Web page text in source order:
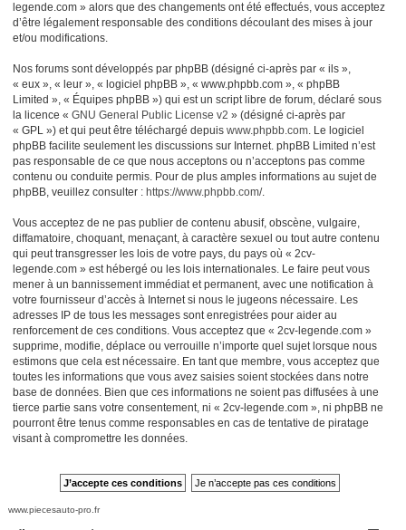
legende.com » alors que des changements ont été effectués, vous acceptez
d’être légalement responsable des conditions découlant des mises à jour
et/ou modifications.
Nos forums sont développés par phpBB (désigné ci-après par « ils »,
« eux », « leur », « logiciel phpBB », « www.phpbb.com », « phpBB
Limited », « Équipes phpBB ») qui est un script libre de forum, déclaré sous
la licence « GNU General Public License v2 » (désigné ci-après par
« GPL ») et qui peut être téléchargé depuis www.phpbb.com. Le logiciel
phpBB facilite seulement les discussions sur Internet. phpBB Limited n’est
pas responsable de ce que nous acceptons ou n’acceptons pas comme
contenu ou conduite permis. Pour de plus amples informations au sujet de
phpBB, veuillez consulter : https://www.phpbb.com/.
Vous acceptez de ne pas publier de contenu abusif, obscène, vulgaire,
diffamatoire, choquant, menaçant, à caractère sexuel ou tout autre contenu
qui peut transgresser les lois de votre pays, du pays où « 2cv-
legende.com » est hébergé ou les lois internationales. Le faire peut vous
mener à un bannissement immédiat et permanent, avec une notification à
votre fournisseur d’accès à Internet si nous le jugeons nécessaire. Les
adresses IP de tous les messages sont enregistrées pour aider au
renforcement de ces conditions. Vous acceptez que « 2cv-legende.com »
supprime, modifie, déplace ou verrouille n’importe quel sujet lorsque nous
estimons que cela est nécessaire. En tant que membre, vous acceptez que
toutes les informations que vous avez saisies soient stockées dans notre
base de données. Bien que ces informations ne soient pas diffusées à une
tierce partie sans votre consentement, ni « 2cv-legende.com », ni phpBB ne
pourront être tenus comme responsables en cas de tentative de piratage
visant à compromettre les données.
www.piecesauto-pro.fr